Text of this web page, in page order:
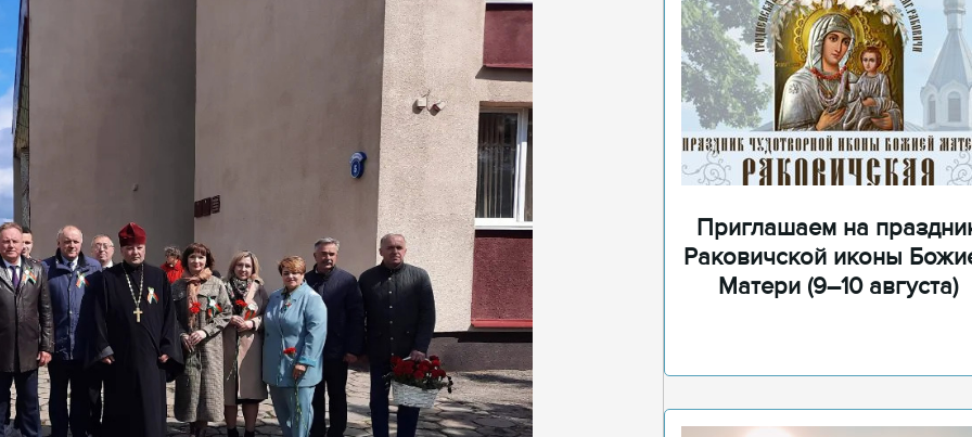
Приглашаем на
Раковичской иконы
Матери (9–10 августа)